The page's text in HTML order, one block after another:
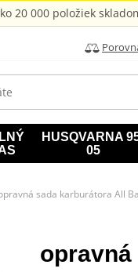
20 000 položiek
HUSQVARNA
05
sada karburátora All